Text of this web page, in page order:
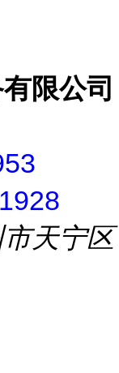
限公司
天宁区